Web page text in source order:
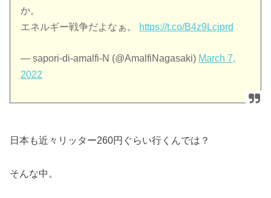
か。
エネルギー戦争だよなぁ。
https://t.co/B4z9Lcjprd
— sapori-di-amalfi-N (@AmalfiNagasaki) March 7,
2022
日本も近々リッター260円ぐらい行くんでは？
そんな中。